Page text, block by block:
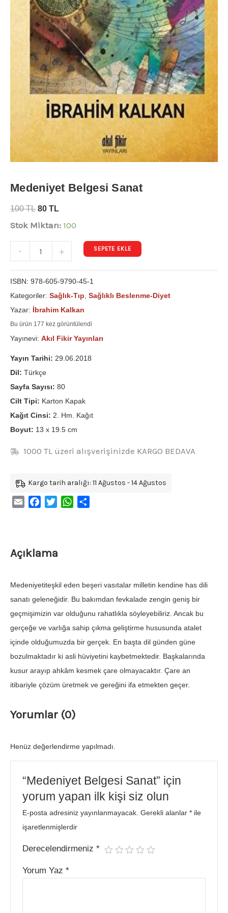
Medeniyet Belgesi Sanat
100TL 80 TL
Stok Miktarı: 100
- + SEPETE EKLE
ISBN: 978-605-9790-45-1
Kategoriler: Sağlık-Tıp Sağlıklı Beslenme-Diyet
Yazar: İbrahim Kalkan
Bu ürün 177 kez görüntülendi
Yayınevi: Akıl Fikir Yayınları
Yayın Tarihi: 29.06.2018
Dil: Türkçe
Sayfa Sayısı: 80
Cilt Tipi: Karton Kapak
Kağıt Cinsi: 2. Hm. Kağıt
Boyut: 13 x 19.5 cm
1000 TL üzeri alışverişinizde KARGO BEDAVA
Kargo tarih aralığı: 11 Ağustos - 14 Ağustos
Email FacebookTwitterWhatsApp
Açıklama
Medeniyetiteşkil eden beşeri vasıtalar milletin kendine has dili
sanatı geleneğidir. Bu bakımdan fevkalade zengin geniş bir
geçmişimizin var olduğunu rahatlıkla söyleyebiliriz. Ancak bu
gerçeğe ve varlığa sahip çıkma geliştirme hususunda atalet
içinde olduğumuzda bir gerçek. En başta dil günden güne
bozulmaktadır ki asli hüviyetini kaybetmektedir. Başkalarında
kusur arayıp ahkâm kesmek çare olmayacaktır. Çare an
itibariyle çözüm üretmek ve gereğini ifa etmekten geçer.
Yorumlar (0)
Henüz değerlendirme yapılmadı.
“Medeniyet Belgesi Sanat” için
yorum yapan ilk kişi siz olun
E-posta adresiniz yayınlanmayacak. Gerekli alanlar* ile
işaretlenmişlerdir
Derecelendirmeniz*
Yorum Yaz*